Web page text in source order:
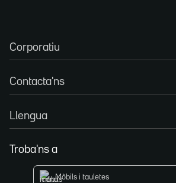
Corporatiu
Contacta'ns
Llengua
Troba'ns a
Mòbils i tauletes